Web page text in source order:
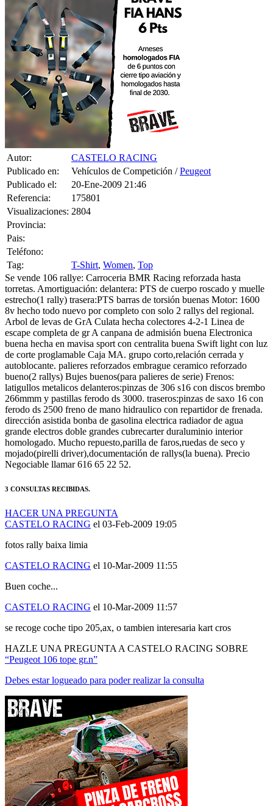
CASTELO RACING
Publicado en:
Vehículos de Competición /
Publicado el:
20-Ene-2009 21:46
Referencia:
175801
Visualizaciones:
2804
Provincia:
Pais:
Teléfono:
Tag:
Se vende 106 rallye: Carroceria BMR Racing reforzada hasta
torretas. Amortiguación: delantera: PTS de cuerpo roscado y muelle
estrecho(1 rally) trasera:PTS barras de torsión buenas Motor: 1600
8v hecho todo nuevo por completo con solo 2 rallys del regional.
Arbol de levas de GrA Culata hecha colectores 4-2-1 Linea de
escape completa de gr A canpana de admisión buena Electronica
buena hecha en mavisa sport con centralita buena Swift light con luz
de corte proglamable Caja MA. grupo corto,relación cerrada y
autoblocante. palieres reforzados embrague ceramico reforzado
bueno(2 rallys) Bujes buenos(para palieres de serie) Frenos:
latigullos metalicos delanteros:pinzas de 306 s16 con discos brembo
266mmm y pastillas ferodo ds 3000. traseros:pinzas de saxo 16 con
ferodo ds 2500 freno de mano hidraulico con repartidor de frenada.
dirección asistida bonba de gasolina electrica radiador de agua
grande electros doble grandes cubrecarter duraluminio interior
homologado. Mucho repuesto,parilla de faros,ruedas de seco y
mojado(pirelli driver),documentación de rallys(la buena). Precio
Negociable llamar 616 65 22 52.
CASTELO RACING el 03-Feb-2009 19:05
fotos rally baixa limia
CASTELO RACING
Buen coche...
CASTELO RACING
se recoge coche tipo 205,ax, o tambien interesaria kart cros
HAZLE UNA PREGUNTA A CASTELO RACING SOBRE
“Peugeot 106 tope gr.n”
Debes estar logueado para poder realizar la consulta